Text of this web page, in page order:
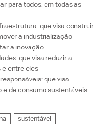
para todos, em todas as
: que visa construir
a industrialização
a inovação
: que visa reduzir a
e entre eles
: que visa
e de consumo sustentáveis
sustentável